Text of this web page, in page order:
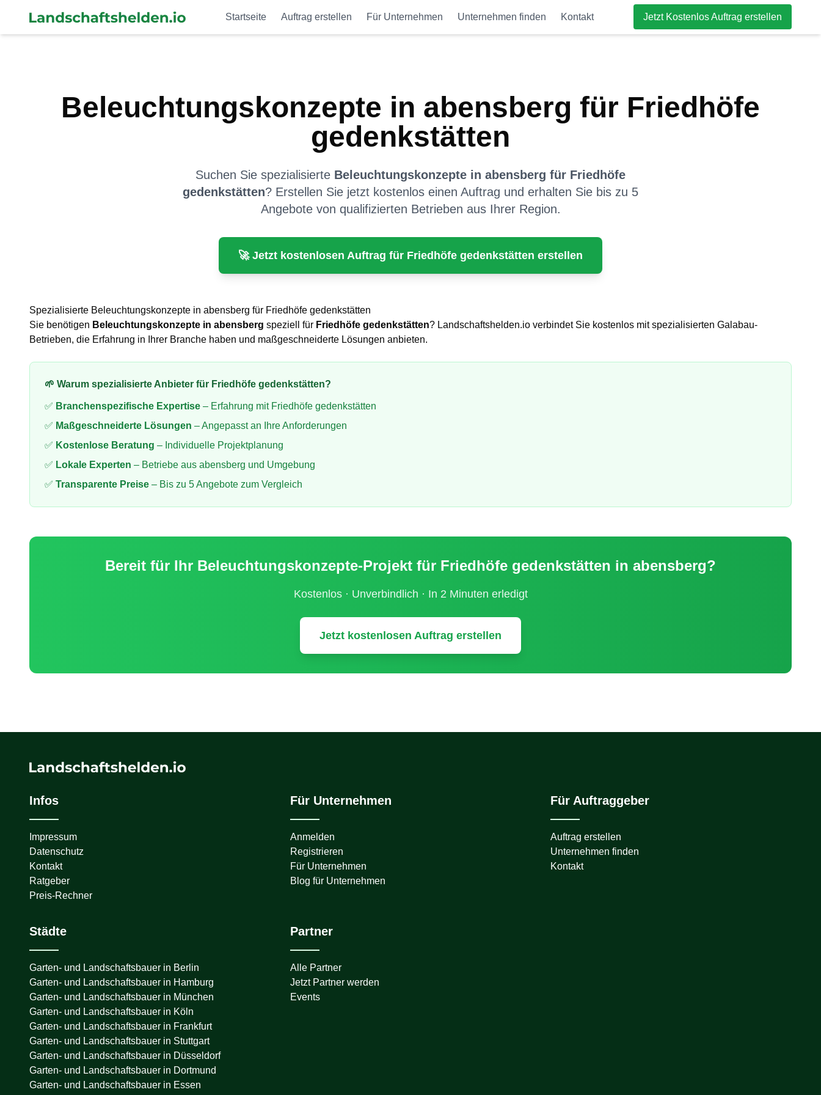
Startseite Auftrag erstellen Für Unternehmen Unternehmen finden Kontakt Jetzt Kostenlos Auftrag erstellen
Beleuchtungskonzepte in abensberg für Friedhöfe
gedenkstätten
Suchen Sie spezialisierte Beleuchtungskonzepte in abensberg für Friedhöfe
gedenkstätten? Erstellen Sie jetzt kostenlos einen Auftrag und erhalten Sie bis zu 5
Angebote von qualifizierten Betrieben aus Ihrer Region.
🚀 Jetzt kostenlosen Auftrag für Friedhöfe gedenkstätten erstellen
Spezialisierte Beleuchtungskonzepte in abensberg für Friedhöfe gedenkstätten
Sie benötigen Beleuchtungskonzepte in abensberg speziell für Friedhöfe gedenkstätten? Landschaftshelden.io verbindet Sie kostenlos mit spezialisierten Galabau-
Betrieben, die Erfahrung in Ihrer Branche haben und maßgeschneiderte Lösungen anbieten.
🌱 Warum spezialisierte Anbieter für Friedhöfe gedenkstätten?
✅ Branchenspezifische Expertise – Erfahrung mit Friedhöfe gedenkstätten
✅ Maßgeschneiderte Lösungen – Angepasst an Ihre Anforderungen
✅ Kostenlose Beratung – Individuelle Projektplanung
✅ Lokale Experten – Betriebe aus abensberg und Umgebung
✅ Transparente Preise – Bis zu 5 Angebote zum Vergleich
Bereit für Ihr Beleuchtungskonzepte-Projekt für Friedhöfe gedenkstätten in abensberg?
Kostenlos · Unverbindlich · In 2 Minuten erledigt
Jetzt kostenlosen Auftrag erstellen
Infos
Impressum
Datenschutz
Kontakt
Ratgeber
Preis-Rechner
Für Unternehmen
Anmelden
Registrieren
Für Unternehmen
Blog für Unternehmen
Für Auftraggeber
Auftrag erstellen
Unternehmen finden
Kontakt
Städte
Garten- und Landschaftsbauer in Berlin
Garten- und Landschaftsbauer in Hamburg
Garten- und Landschaftsbauer in München
Garten- und Landschaftsbauer in Köln
Garten- und Landschaftsbauer in Frankfurt
Garten- und Landschaftsbauer in Stuttgart
Garten- und Landschaftsbauer in Düsseldorf
Garten- und Landschaftsbauer in Dortmund
Garten- und Landschaftsbauer in Essen
Partner
Alle Partner
Jetzt Partner werden
Events